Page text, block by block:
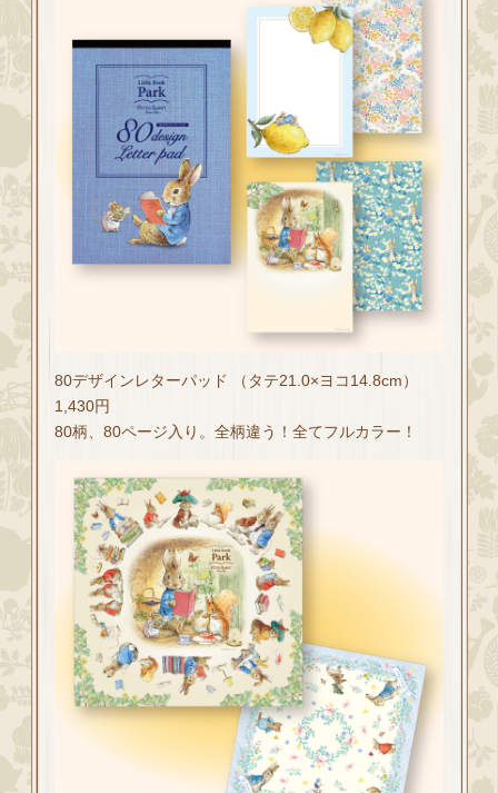
80デザインレターパッド （タテ21.0×ヨコ14.8cm）
1,430円
80柄、80ページ入り。全柄違う！全てフルカラー！